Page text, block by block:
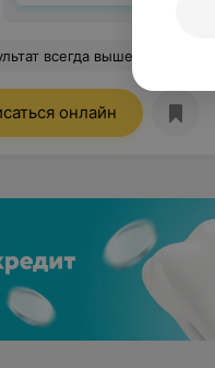
всегда выше всех
онлайн